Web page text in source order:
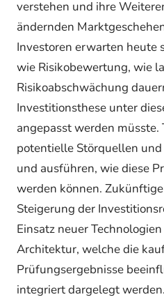
verstehen und ihre
ändernden
Investoren erwarten heute
wie Risikobewertung, wie
Risikoabschwächung
Investitionsthese unter
angepasst werden müsste.
potentielle Störquellen
und ausführen, wie diese
werden können.
Steigerung der
Einsatz neuer
Architektur, welche die
Prüfungsergebnisse
integriert dargelegt